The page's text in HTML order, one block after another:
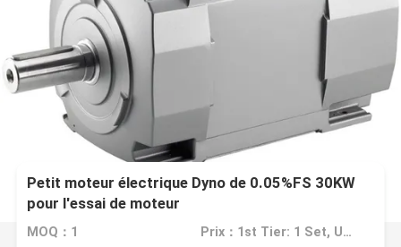
Petit moteur électrique Dyno de 0.05%FS 30KW
pour l'essai de moteur
MOQ：1 Prix：1st Tier: 1 Set, Unit Price USD 3.00 2nd Tier: 2-5 Sets, Unit Price USD 2.00 3rd Tier: Over 5 Sets, Unit Price USD 1.00